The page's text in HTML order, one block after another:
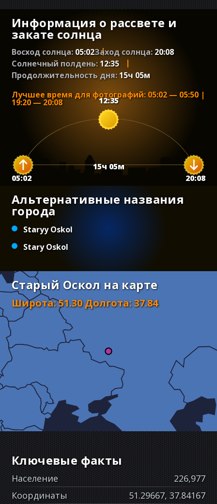
Информация о рассвете и
закате солнца
Восход солнца: 05:02Заход солнца: 20:08
Солнечный полдень: 12:35
Продолжительность дня: 15ч 05м
Лучшее время для фотографий: 05:02 — 05:50 |
19:20 — 20:08
05:02 20:08
12:35
15ч05м
Альтернативные названия
города
Staryy Oskol
Stary Oskol
Старый Оскол на карте
Широта:51.30 Долгота:37.84
Ключевые факты
Население
226,977
Координаты
51.29667, 37.84167